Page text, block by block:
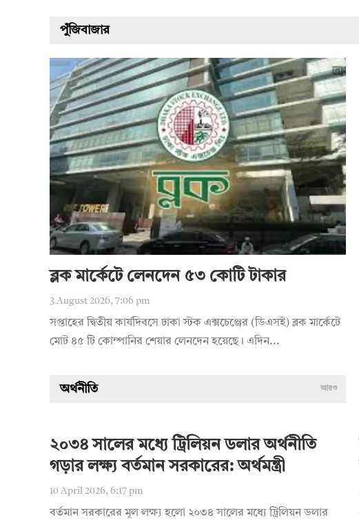
পুঁজিবাজার
ব্লক মার্কেটে লেনদেন ৫৩ কোটি টাকার
3 August 2026, 7:06 pm
সপ্তাহের দ্বিতীয় কার্যদিবসে ঢাকা স্টক এক্সচেঞ্জের (ডিএসই) ব্লক মার্কেটে
মোট ৪৫ টি কোম্পানির শেয়ার লেনদেন হয়েছে। এদিন...
অর্থনীতি আরও
২০৩৪ সালের মধ্যে ট্রিলিয়ন ডলার অর্থনীতি
গড়ার লক্ষ্য বর্তমান সরকারের: অর্থমন্ত্রী
10 April 2026, 6:17 pm
বর্তমান সরকারের মূল লক্ষ্য হলো ২০৩৪ সালের মধ্যে ট্রিলিয়ন ডলার